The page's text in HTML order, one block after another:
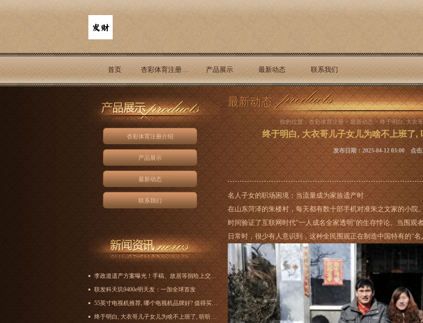
首页 杏彩体育注册介绍 产品展示 最新动态 联系我们
杏彩体育注册介绍
产品展示
最新动态
联系我们
李政道遗产方案曝光！手稿、故居等捐给上交大，与杨振宁恩怨了结_物理学_中国_科学
联发科天玑9400e明天发：一加全球首发
55英寸电视机推荐, 哪个电视机品牌好? 值得买的八款55英寸电视机
终于明白, 大衣哥儿子女儿为啥不上班了, 听听他父亲朱之文怎么说!
最新动态
你的位置：杏彩体育注册>最新动态> 终于明白, 大衣
终于明白, 大衣哥儿子女儿为啥不上班了,
发布日期：2025-04-12 03:00 点击
名人子女的职场困境：当流量成为家族遗产时
在山东菏泽的朱楼村，每天都有数十部手机对准朱之文家的小院
时间验证了互联网时代"一人成名全家透明"的生存悖论。当围观
日常时，很少有人意识到，这种全民围观正在制造中国特有的"名